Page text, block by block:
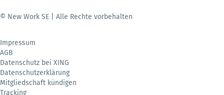
© New Work SE | Alle Rechte vorbehalten
Impressum
AGB
Datenschutz bei XING
Datenschutzerklärung
Mitgliedschaft kündigen
Tracking